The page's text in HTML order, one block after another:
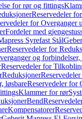
for rør og fittings
Reservedeler for
for Overganger
Fordeler med
Syrefast Stål
Reservedeler for
og forbindelser,
Reservedeler for
Reduksjoner
løsbareReservedeler for
Klammer for rør
Bend
Kompensatorer